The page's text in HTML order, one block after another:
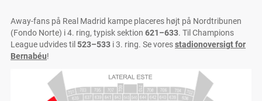
Away-fans på Real Madrid kampe placeres højt på Nordtribunen
(Fondo Norte) i 4. ring, typisk sektion 621–633. Til Champions
League udvides til 523–533 i 3. ring. Se voresstadionoversigt for
Bernabéu!